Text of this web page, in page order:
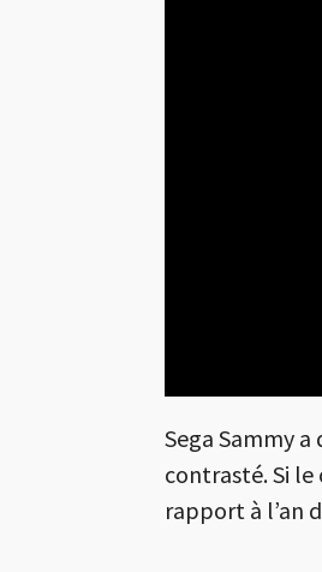
Sega Sammy
contrasté. Si
rapport à l’an